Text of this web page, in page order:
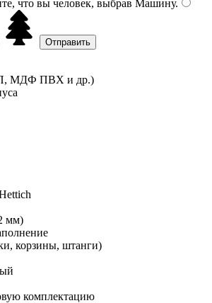
что вы человек, выбрав Машину.
МДФ ПВХ и др.)
мм)
корзины, штанги)
комплектацию